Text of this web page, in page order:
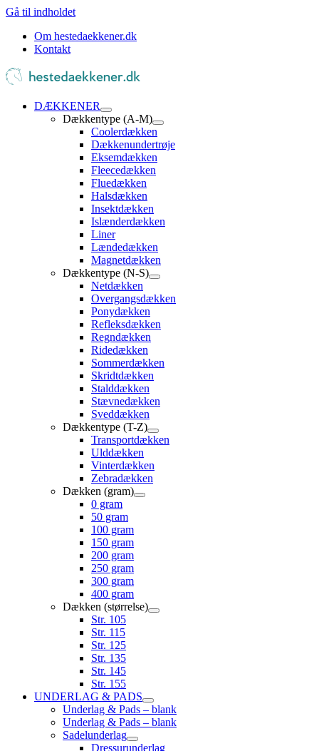
Gå til indholdet
Om hestedaekkener.dk
Kontakt
DÆKKENER
Dækkentype (A-M)
Coolerdækken
Dækkenundertrøje
Eksemdækken
Fleecedækken
Fluedækken
Halsdækken
Insektdækken
Islænderdækken
Liner
Lændedækken
Magnetdækken
Dækkentype (N-S)
Netdækken
Overgangsdækken
Ponydækken
Refleksdækken
Regndækken
Ridedækken
Sommerdækken
Skridtdækken
Stalddækken
Stævnedækken
Sveddækken
Dækkentype (T-Z)
Transportdækken
Ulddækken
Vinterdækken
Zebradækken
Dækken (gram)
0 gram
50 gram
100 gram
150 gram
200 gram
250 gram
300 gram
400 gram
Dækken (størrelse)
Str. 105
Str. 115
Str. 125
Str. 135
Str. 145
Str. 155
UNDERLAG & PADS
Underlag & Pads – blank
Underlag & Pads – blank
Sadelunderlag
Dressurunderlag